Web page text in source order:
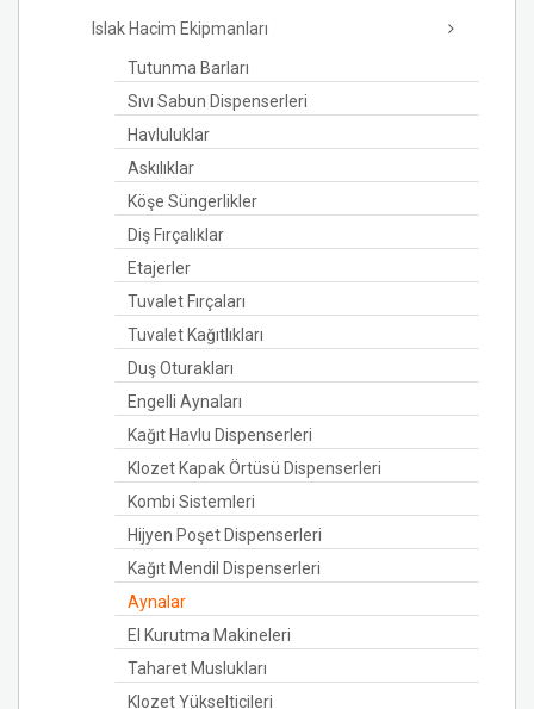
Islak Hacim Ekipmanları
Tutunma Barları
Sıvı Sabun Dispenserleri
Havluluklar
Askılıklar
Köşe Süngerlikler
Diş Fırçalıklar
Etajerler
Tuvalet Fırçaları
Tuvalet Kağıtlıkları
Duş Oturakları
Engelli Aynaları
Kağıt Havlu Dispenserleri
Klozet Kapak Örtüsü Dispenserleri
Kombi Sistemleri
Hijyen Poşet Dispenserleri
Kağıt Mendil Dispenserleri
Aynalar
El Kurutma Makineleri
Taharet Muslukları
Klozet Yükselticileri